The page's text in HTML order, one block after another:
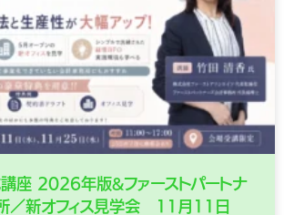
座 2026年版&ファーストパートナ
／新オフィス見学会 11月11日